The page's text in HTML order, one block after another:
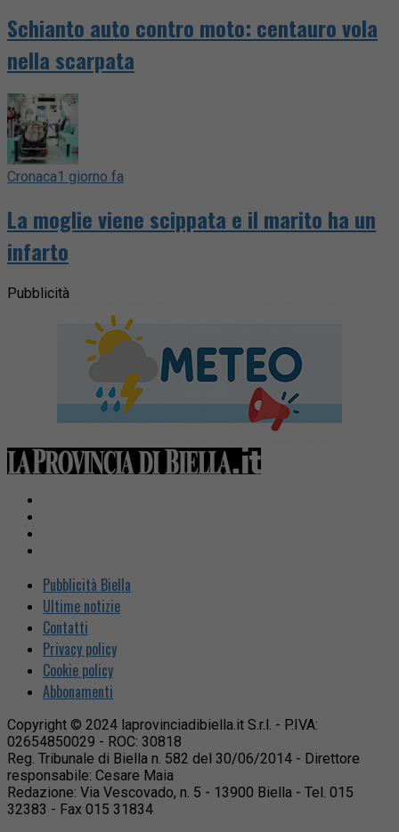
Schianto auto contro moto: centauro vola
nella scarpata
Cronaca1 giorno fa
La moglie viene scippata e il marito ha un
infarto
Pubblicità
Pubblicità Biella
Ultime notizie
Contatti
Privacy policy
Cookie policy
Abbonamenti
Copyright © 2024 laprovinciadibiella.it S.r.l. - P.IVA:
02654850029 - ROC: 30818
Reg. Tribunale di Biella n. 582 del 30/06/2014 - Direttore
responsabile: Cesare Maia
Redazione: Via Vescovado, n. 5 - 13900 Biella - Tel. 015
32383 - Fax 015 31834